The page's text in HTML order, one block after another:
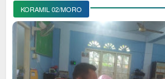
KORAMIL 02/MORO